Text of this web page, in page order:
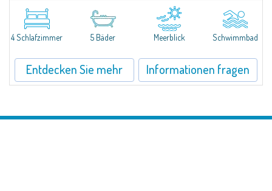
​Nestled in the peaceful and panoramic residential enclave of Pantogia, just
a minute’s drive from the glamorous heart of Porto Cervo and its world-
renowned beaches, Villa N.1 is a newly completed residence that...
4 Schlafzimmer
5 Bäder Meerblick Schwimmbad
Entdecken Sie mehr Informationen fragen